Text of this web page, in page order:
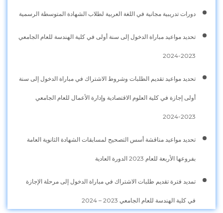
دورات تدريبية مجانية في اللغة العربية لطلاب الشهادة المتوسطة الرسمية
تحديد مواعيد مباراة الدخول إلى سنة أولى في كلية الهندسة للعام الجامعي
2023-2024
تحديد مواعيد تقديم الطلبات وشروط الاشتراك في مباراة الدخول إلى سنة
أولى إجازة في كلية العلوم الاقتصادية وإدارة الأعمال للعام الجامعي
2023-2024
تحديد مواعيد مناقشة أسس التصحيح لمسابقات الشهادة الثانوية العامة
بفروعها الأربعة للعام 2023 الدورة العادية
تمديد فترة تقديم طلبات الاشتراك في مباراة الدخول إلى مرحلة الإجازة
في كلية الهندسة للعام الجامعي 2023 – 2024